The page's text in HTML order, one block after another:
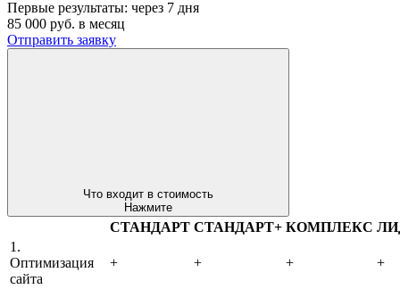
Первые результаты: через 7 дня
85 000 руб. в месяц
Отправить заявку
Что входит в стоимость
Нажмите
СТАНДАРТ СТАНДАРТ+ КОМПЛЕКС
1.
Оптимизация
сайта
+ + + +